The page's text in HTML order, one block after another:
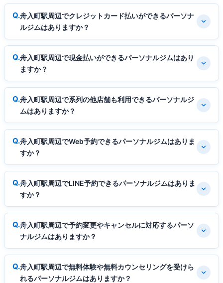
舟入町駅周辺でクレジットカード払いができるパーソナ
ルジムはありますか？
舟入町駅周辺で現金払いができるパーソナルジムはあり
ますか？
舟入町駅周辺で系列の他店舗も利用できるパーソナルジ
ムはありますか？
舟入町駅周辺でWeb予約できるパーソナルジムはありま
すか？
舟入町駅周辺でLINE予約できるパーソナルジムはありま
すか？
舟入町駅周辺で予約変更やキャンセルに対応するパーソ
ナルジムはありますか？
舟入町駅周辺で無料体験や無料カウンセリングを受けら
れるパーソナルジムはありますか？